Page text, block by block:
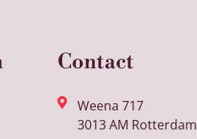
Contact
Weena 717
3013 AM Rotterdam